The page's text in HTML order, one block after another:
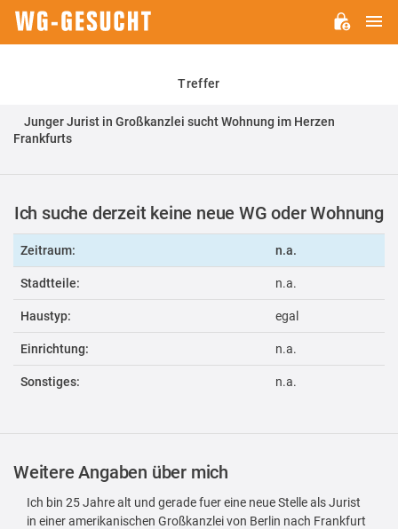
Treffer
Junger Jurist in Großkanzlei sucht Wohnung im Herzen
Frankfurts
Ich suche derzeit keine neue WG oder Wohnung
Zeitraum: n.a.
Stadtteile: n.a.
Haustyp: egal
Einrichtung: n.a.
Sonstiges: n.a.
Weitere Angaben über mich
Ich bin 25 Jahre alt und gerade fuer eine neue Stelle als Jurist
in einer amerikanischen Großkanzlei von Berlin nach Frankfurt